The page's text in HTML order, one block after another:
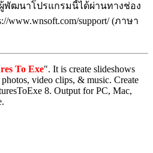
พัฒนาโปรแกรมนี้ได้ผ่านทางช่อง
www.wnsoft.com/support/ (ภาษา
To Exe". It is create slideshows
video clips, & music. Create
8. Output for PC, Mac,